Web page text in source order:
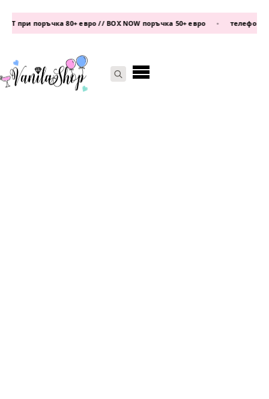
поръчка 80+ евро // BOX NOW поръчка 50+ евро • телефон:0877